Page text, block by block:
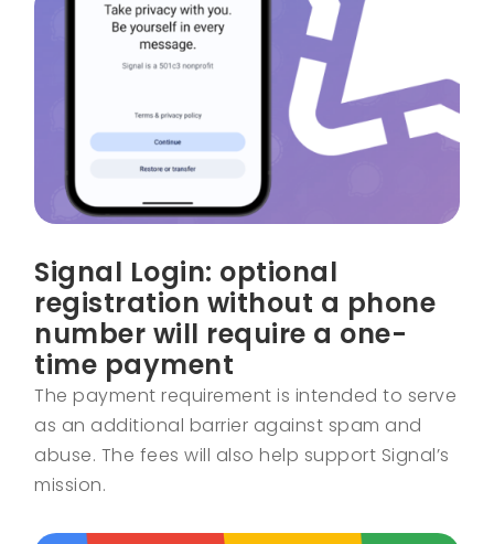
Signal Login: optional
registration without a phone
number will require a one-
time payment
The payment requirement is intended to serve
as an additional barrier against spam and
abuse. The fees will also help support Signal’s
mission.